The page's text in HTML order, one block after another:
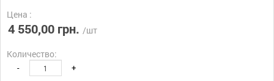
Цена :
4 550,00 грн. /шт
Количество:
- +